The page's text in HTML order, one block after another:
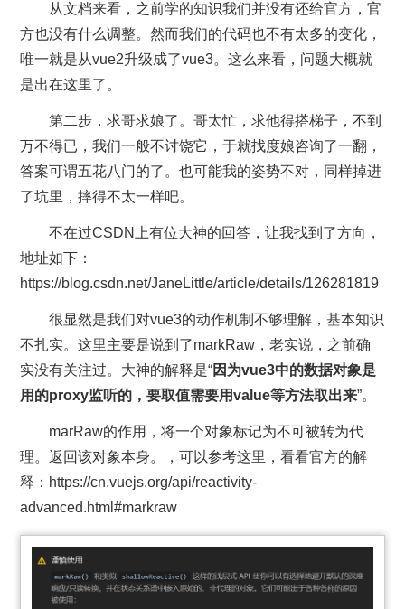
从文档来看，之前学的知识我们并没有还给官方，官
方也没有什么调整。然而我们的代码也不有太多的变化，
唯一就是从vue2升级成了vue3。这么来看，问题大概就
是出在这里了。
第二步，求哥求娘了。哥太忙，求他得搭梯子，不到
万不得已，我们一般不讨饶它，于就找度娘咨询了一翻，
答案可谓五花八门的了。也可能我的姿势不对，同样掉进
了坑里，摔得不太一样吧。
不在过CSDN上有位大神的回答，让我找到了方向，
地址如下：
https://blog.csdn.net/JaneLittle/article/details/126281819
很显然是我们对vue3的动作机制不够理解，基本知识
不扎实。这里主要是说到了markRaw，老实说，之前确
实没有关注过。大神的解释是“因为vue3中的数据对象是
用的proxy监听的，要取值需要用value等方法取出来”。
marRaw的作用，将一个对象标记为不可被转为代
理。返回该对象本身。，可以参考这里，看看官方的解
释：https://cn.vuejs.org/api/reactivity-
advanced.html#markraw